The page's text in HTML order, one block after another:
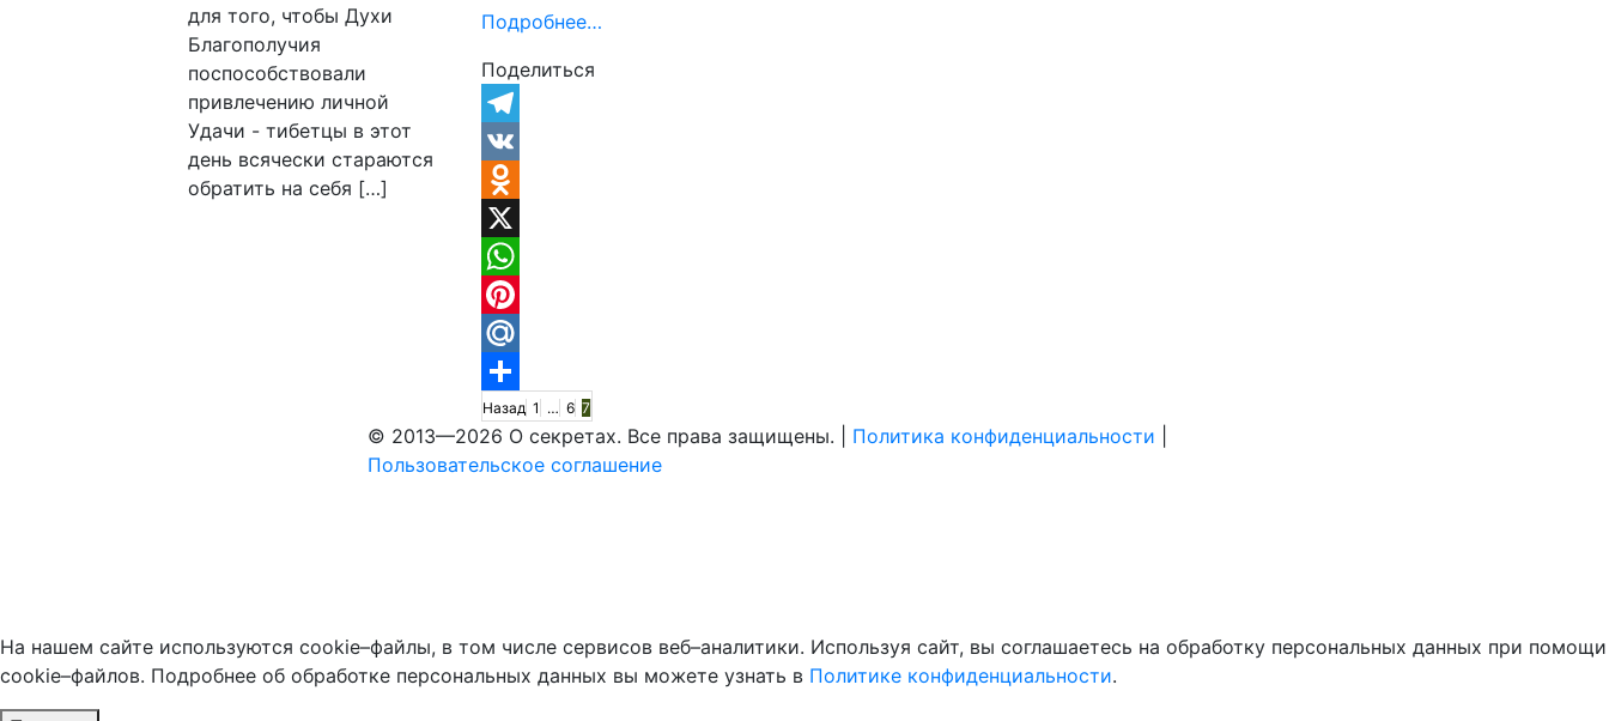
для того, чтобы Духи
Благополучия
поспособствовали
привлечению личной
Удачи - тибетцы в этот
день всячески стараются
обратить на себя […]
Подробнее…
Поделиться
Telegram
VK
Odnoklassniki
X
WhatsApp
Pinterest
Mail.Ru
Отправить
Пагинация
записей
Назад 1 … 6 7
© 2013—2026 О секретах. Все права защищены. | Политика конфиденциальности
Пользовательское соглашение
На нашем сайте используются cookie–файлы, в том числе сервисов веб–аналитики. Используя сайт, вы соглашаетесь на обработку персональных данных при помощи
cookie–файлов. Подробнее об обработке персональных данных вы можете узнать в Политике конфиденциальности.